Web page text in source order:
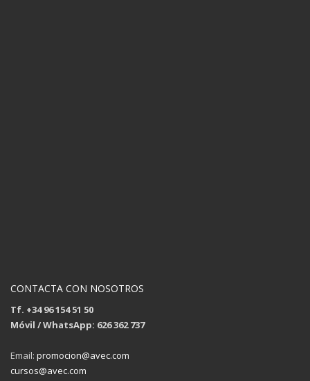
CONTACTA CON NOSOTROS
Tf. +34 96 154 51 50
Móvil / WhatsApp: 626 362 737
Email: promocion@avec.com
cursos@avec.com